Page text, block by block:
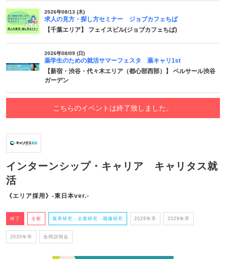
2026年08/13 (木)
求人の見方・探し方セミナー ジョブカフェちば
【千葉エリア】 フェイスビル(ジョブカフェちば)
2026年08/09 (日)
薬学生のための就活サマーフェスタ 薬キャリ1st
【新宿・渋谷・代々木エリア（都心部西部）】 ベルサール渋谷
ガーデン
こちらのイベントは終了致しました。
インターンシップ・キャリア キャリタス就
活
《エリア採用》-東日本ver.-
終了 全般 業界研究・企業研究・職種研究 2028年卒 2029年卒
2030年卒 合同説明会